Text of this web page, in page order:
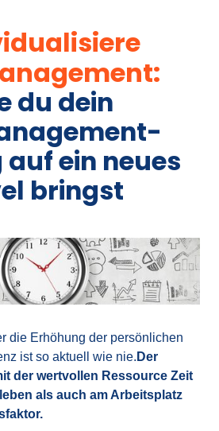
du dein
ein neues
bringst
die Erhöhung der persönlichen
ist so aktuell wie nie. Der
der wertvollen Ressource Zeit
als auch am Arbeitsplatz